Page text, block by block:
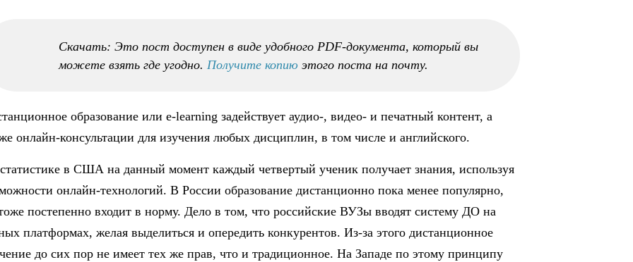
Скачать: Это пост доступен в виде удобного PDF-документа, который вы
можете взять где угодно. Получите копию этого поста на почту.
образование или e-learning задействует аудио-, видео- и печатный контент, а
онлайн-консультации для изучения любых дисциплин, в том числе и английского.
в США на данный момент каждый четвертый ученик получает знания, используя
онлайн-технологий. В России образование дистанционно пока менее популярно,
постепенно входит в норму. Дело в том, что российские ВУЗы вводят систему ДО на
платформах, желая выделиться и опередить конкурентов. Из-за этого дистанционное
до сих пор не имеет тех же прав, что и традиционное. На Западе по этому принципу